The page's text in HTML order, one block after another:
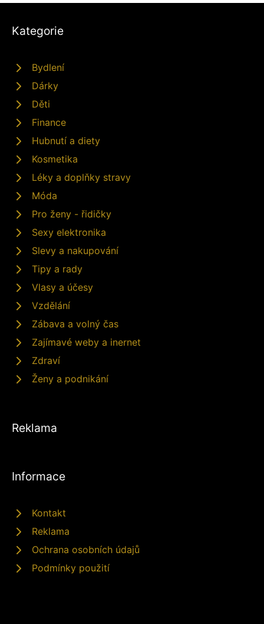
Kategorie
Bydlení
Dárky
Děti
Finance
Hubnutí a diety
Kosmetika
Léky a doplňky stravy
Móda
Pro ženy - řidičky
Sexy elektronika
Slevy a nakupování
Tipy a rady
Vlasy a účesy
Vzdělání
Zábava a volný čas
Zajímavé weby a inernet
Zdraví
Ženy a podnikání
Reklama
Informace
Kontakt
Reklama
Ochrana osobních údajů
Podmínky použití